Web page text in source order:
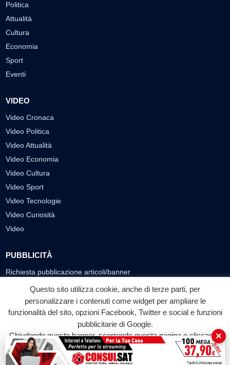
Politica
Attualità
Cultura
Economia
Sport
Eventi
VIDEO
Video Cronaca
Video Politica
Video Attualità
Video Economia
Video Cultura
Video Sport
Video Tecnologie
Video Curiosità
Video
PUBBLICITÀ
Richiesta pubblicazione articoli/banner
SEGUICI SUI SOCIAL
f
Facebook
◎ ▶
YouTube
© 2026 LABTV - Tutti i diritti riservati
Questo sito utilizza cookie, anche di terze parti, per
personalizzare i contenuti come widget per ampliare le
funzionalità del sito, opzioni Facebook, Twitter e social e funzioni
pubblicitarie di Google.
Chiudendo questo banner, scorrendo questa pagina o cliccando
su qualunque suo elemento acconsenti all'uso dei cookie.
Accetta
×